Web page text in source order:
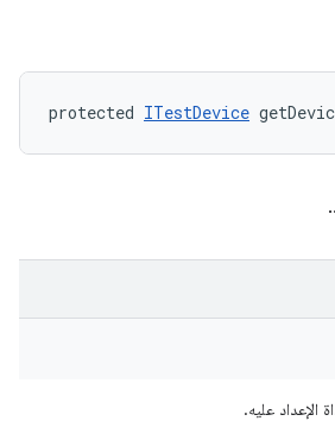
protected ITestDevice
الإعداد عليه.